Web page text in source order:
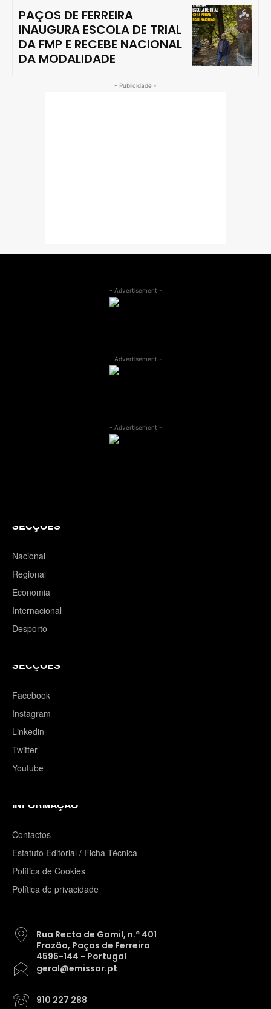
PAÇOS DE FERREIRA
INAUGURA ESCOLA DE TRIAL
DA FMP E RECEBE NACIONAL
DA MODALIDADE
- Publicidade -
- Advertisement -
- Advertisement -
- Advertisement -
SECÇÕES
Nacional
Regional
Economia
Internacional
Desporto
SECÇÕES
Facebook
Instagram
Linkedin
Twitter
Youtube
INFORMAÇÃO
Contactos
Estatuto Editorial / Ficha Técnica
Política de Cookies
Política de privacidade
Rua Recta de Gomil, n.º 401
Frazão, Paços de Ferreira
4595-144 - Portugal
geral@emissor.pt
910 227 288